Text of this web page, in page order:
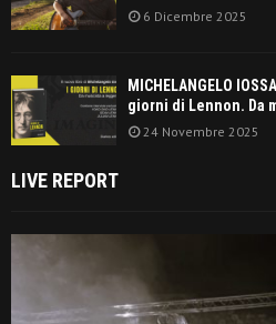
6 Dicembre 2025
MICHELANGELO
giorni di Lennon. Da
24 Novembre 2025
LIVE REPORT